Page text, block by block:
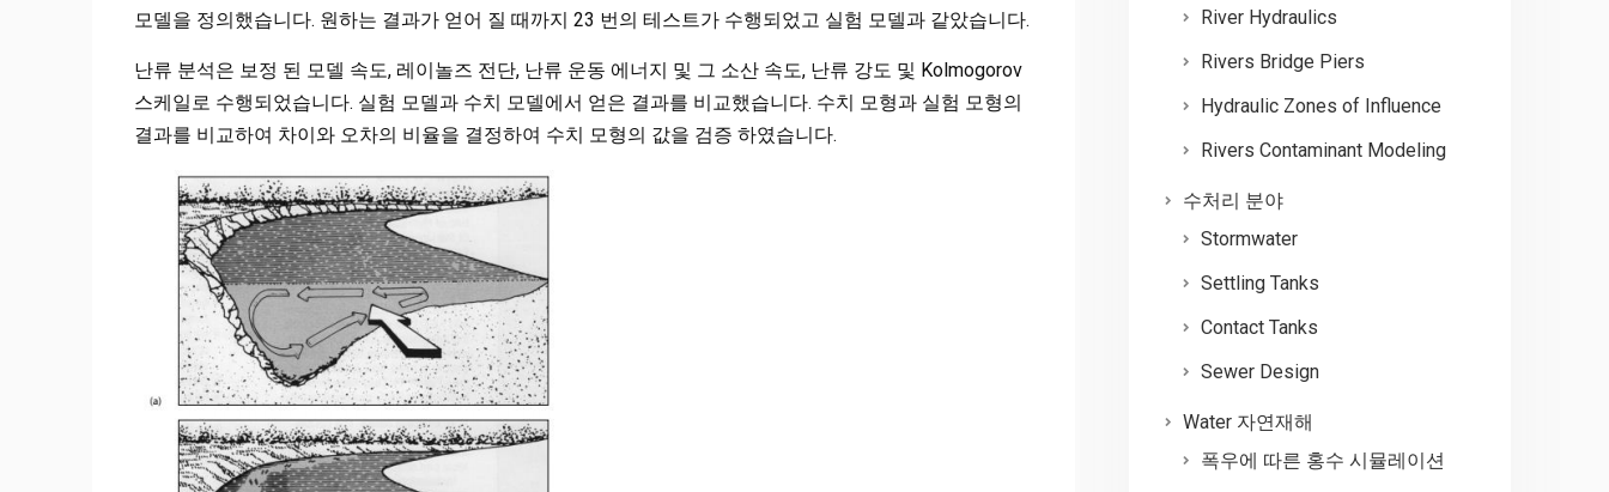
모델을 정의했습니다. 원하는 결과가 얻어 질 때까지 23 번의 테스트가 수행되었고 실험 모델과 같았습니다.
난류 분석은 보정 된 모델 속도, 레이놀즈 전단, 난류 운동 에너지 및 그 소산 속도, 난류 강도 및 Kolmogorov
스케일로 수행되었습니다. 실험 모델과 수치 모델에서 얻은 결과를 비교했습니다. 수치 모형과 실험 모형의
결과를 비교하여 차이와 오차의 비율을 결정하여 수치 모형의 값을 검증 하였습니다.
River Hydraulics
Rivers Bridge Piers
Hydraulic Zones of Influence
Rivers Contaminant Modeling
수처리 분야
Stormwater
Settling Tanks
Contact Tanks
Sewer Design
Water 자연재해
폭우에 따른 홍수 시뮬레이션